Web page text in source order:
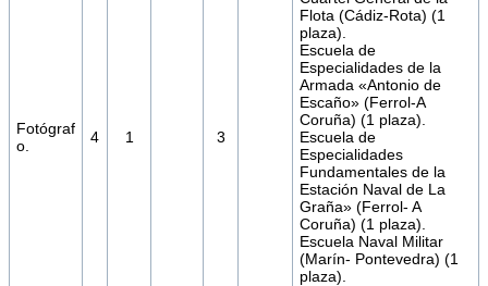
Fotógraf
o.
4 1 3
Flota (Cádiz-Rota) (1
plaza).
Escuela de
Especialidades de la
Armada «Antonio de
Escaño» (Ferrol-A
Coruña) (1 plaza).
Escuela de
Especialidades
Fundamentales de la
Estación Naval de La
Graña» (Ferrol- A
Coruña) (1 plaza).
Escuela Naval Militar
(Marín- Pontevedra) (1
plaza).